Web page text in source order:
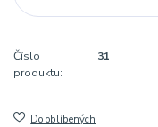
Číslo
produktu:
31
Do oblíbených